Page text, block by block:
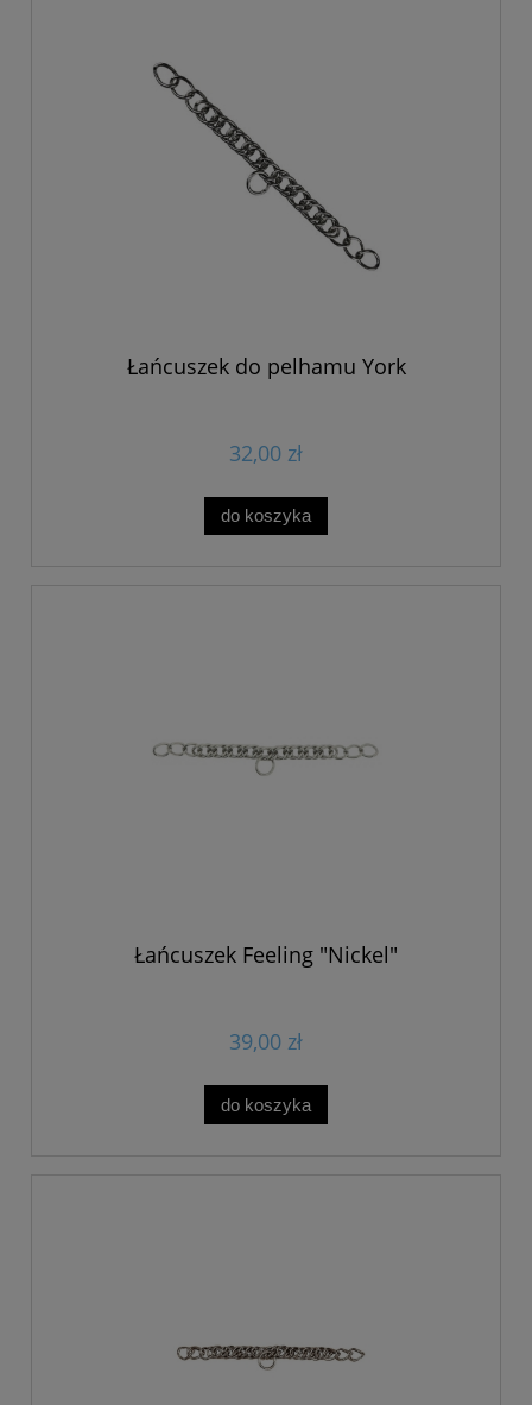
Łańcuszek do pelhamu York
32,00 zł
do koszyka
Łańcuszek Feeling "Nickel"
39,00 zł
do koszyka